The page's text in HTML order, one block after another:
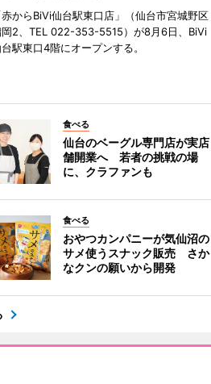
赤からBiVi仙台駅東口店」（仙台市宮城野区
2、TEL 022-353-5515）が8月6日、BiVi
駅東口4階にオープンする。
食べる
仙台のベーグル専門店が実店
舗開業へ 若者の挑戦の場
に、クラファンも
食べる
おやつカンパニーが気仙沼の
サメ使うスナック販売 さか
なクンの願いから開発